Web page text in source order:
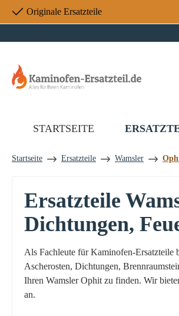
Hauptinhalt springen
Zur Suche springen
Zur Hauptnavigation springen
Originale Ersatzteile
STARTSEITE
Startseite Ersatzteile Wamsler
Ersatzteile
Dichtungen,
Als Fachleute für Kaminofen-Ersatzteile
Ascherosten, Dichtungen,
Ihren Wamsler Ophit zu finden. Wir
an.